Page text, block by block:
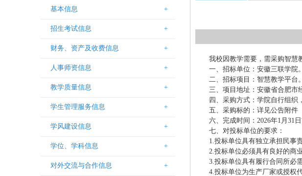
+
基本信息
+
招生考试信息
+
财务、资产及收费信息
+
人事师资信息
+
教学质量信息
+
学生管理服务信息
+
学风建设信息
+
学位、学科信息
+
对外交流与合作信息
我校因教学需要，需采购智慧
一、招标单位：安徽三联学院。
二、招标项目：智慧教学平台。
三、项目地址：安徽省合肥市
四、采购方式：学院自行组织
五、采购标的：详见公告附件
六、完成时间：2026年1月31日
七、对投标单位的要求：
1.投标单位具有独立承担民事
2.投标单位必须具有良好的商
3.投标单位具有履行合同所必
4.投标单位为生产厂家或授权